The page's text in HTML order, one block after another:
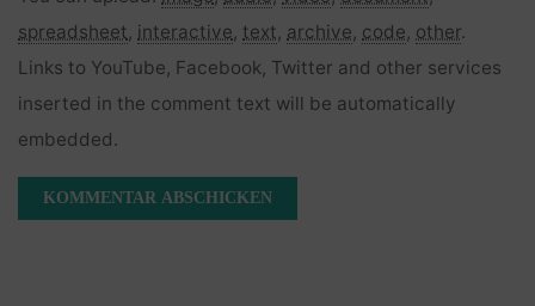
spreadsheet, interactive, text, archive, code, other.
Links to YouTube, Facebook, Twitter and other services
inserted in the comment text will be automatically
embedded.